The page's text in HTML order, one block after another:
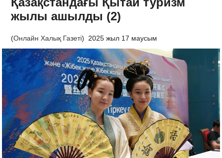
жылы ашылды (2)
(Онлайн Халық Газеті) 2025 жыл 17 маусым